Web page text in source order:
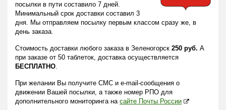
посылки в пути составило 7 дней.
Минимальный срок доставки составил 3
дня. Мы отправляем посылку первым классом сразу же, в
день заказа.
Стоимость доставки любого заказа в Зеленогорск 250 руб. А
при заказе от 50 таблеток, доставка осуществляется
БЕСПЛАТНО.
При желании Вы получите СМС и e-mail-сообщения о
движении Вашей посылки, а также номер РПО для
дополнительного мониторинга на сайте Почты России